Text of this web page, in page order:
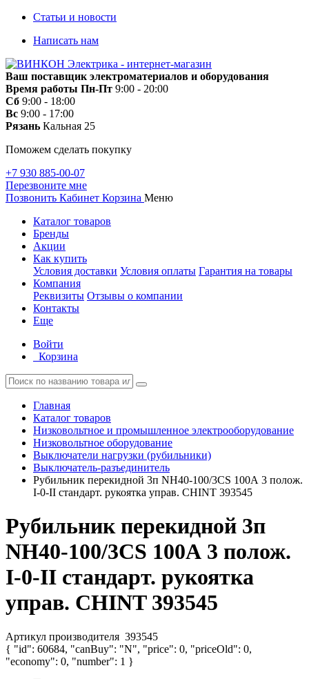
Статьи и новости
Написать нам
Ваш поставщик электроматериалов и оборудования
Время работы Пн-Пт 9:00 - 20:00
Сб 9:00 - 18:00
Вс 9:00 - 17:00
Рязань Кальная 25
Поможем сделать покупку
+7 930 885-00-07
Перезвоните мне
Позвонить Кабинет Корзина Меню
Каталог товаров
Бренды
Акции
Как купить
Условия доставки Условия оплаты Гарантия на товары
Компания
Реквизиты Отзывы о компании
Контакты
Еще
Войти
Корзина
Главная
Каталог товаров
Низковольтное и промышленное электрооборудование
Низковольтное оборудование
Выключатели нагрузки (рубильники)
Выключатель-разъединитель
Рубильник перекидной 3п NH40-100/3CS 100А 3 полож.
I-0-II стандарт. рукоятка управ. CHINT 393545
Рубильник перекидной 3п
NH40-100/3CS 100А 3 полож.
I-0-II стандарт. рукоятка
управ. CHINT 393545
Артикул производителя 393545
{ "id": 60684, "canBuy": "N", "price": 0, "priceOld": 0,
"economy": 0, "number": 1 }